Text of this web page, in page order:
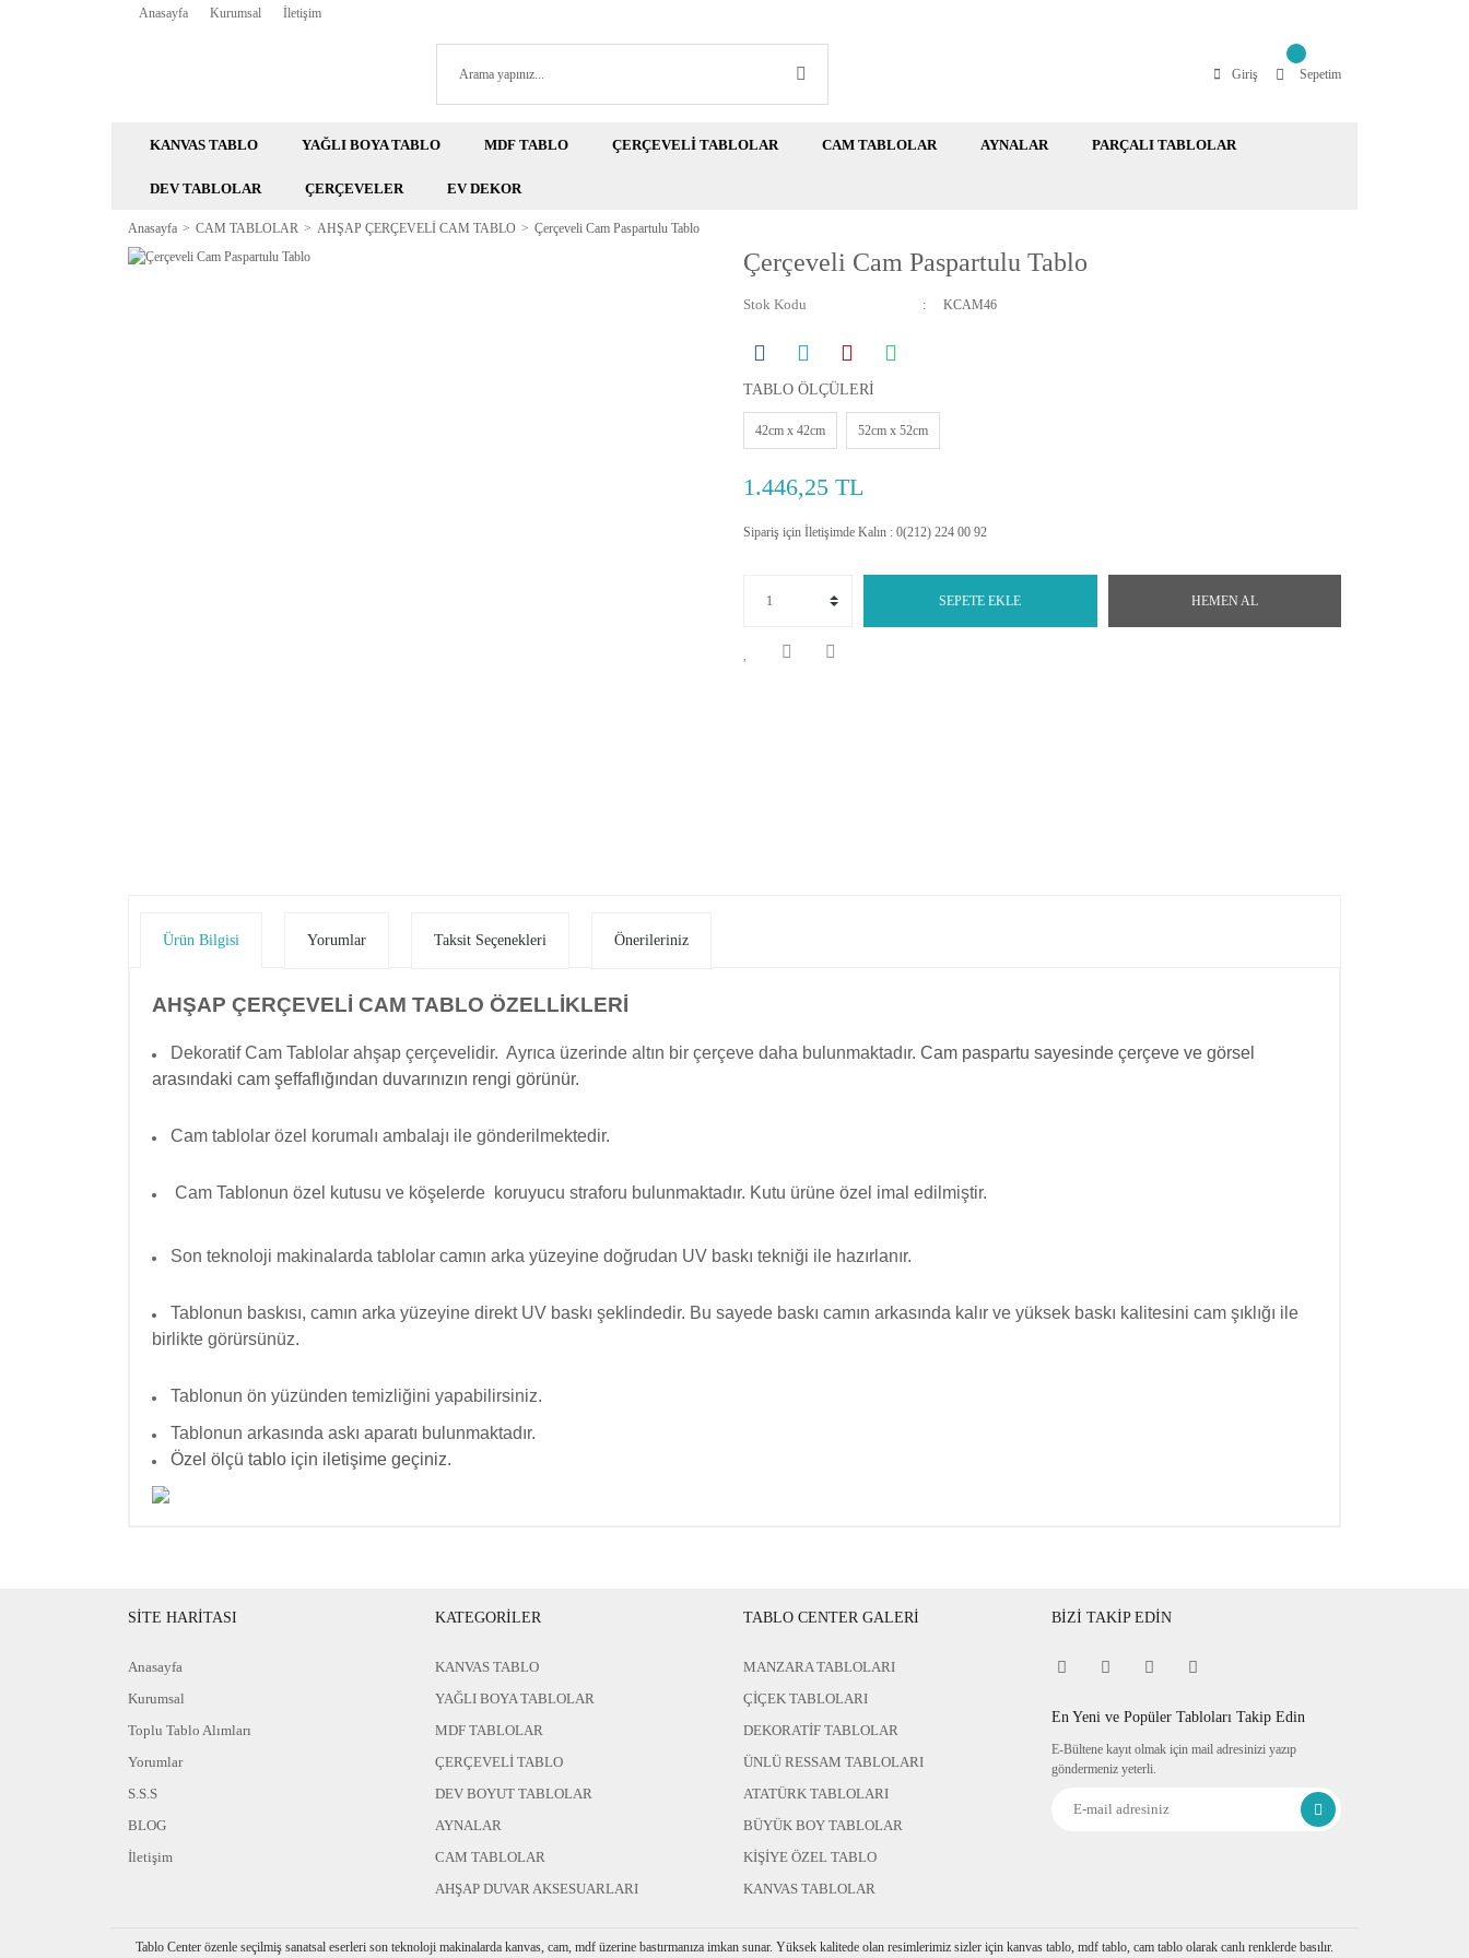
Anasayfa Kurumsal İletişim
Giriş Sepetim
KANVAS TABLO YAĞLI BOYA TABLO MDF TABLO ÇERÇEVELİ TABLOLAR CAM TABLOLAR AYNALAR PARÇALI TABLOLAR
DEV TABLOLAR ÇERÇEVELER EV DEKOR
Anasayfa CAM TABLOLAR AHŞAP ÇERÇEVELİ CAM TABLO Çerçeveli Cam Paspartulu Tablo
Çerçeveli Cam Paspartulu Tablo
Stok Kodu KCAM46
TABLO ÖLÇÜLERİ
42cm x 42cm 52cm x 52cm
1.446,25 TL
Sipariş için İletişimde Kalın : 0(212) 224 00 92
SEPETE EKLE HEMEN AL
Ürün Bilgisi Yorumlar Taksit Seçenekleri Önerileriniz
AHŞAP ÇERÇEVELİ CAM TABLO ÖZELLİKLERİ
Dekoratif Cam Tablolar ahşap çerçevelidir. Ayrıca üzerinde altın bir çerçeve daha bulunmaktadır. Cam paspartu sayesinde çerçeve ve görsel
arasındaki cam şeffaflığından duvarınızın rengi görünür.
Cam tablolar özel korumalı ambalajı ile gönderilmektedir.
Cam Tablonun özel kutusu ve köşelerde koruyucu straforu bulunmaktadır. Kutu ürüne özel imal edilmiştir.
Son teknoloji makinalarda tablolar camın arka yüzeyine doğrudan UV baskı tekniği ile hazırlanır.
Tablonun baskısı, camın arka yüzeyine direkt UV baskı şeklindedir. Bu sayede baskı camın arkasında kalır ve yüksek baskı kalitesini cam şıklığı ile
birlikte görürsünüz.
Tablonun ön yüzünden temizliğini yapabilirsiniz.
Tablonun arkasında askı aparatı bulunmaktadır.
Özel ölçü tablo için iletişime geçiniz.
SİTE HARİTASI
Anasayfa
Kurumsal
Toplu Tablo Alımları
Yorumlar
S.S.S
BLOG
İletişim
KATEGORİLER
KANVAS TABLO
YAĞLI BOYA TABLOLAR
MDF TABLOLAR
ÇERÇEVELİ TABLO
DEV BOYUT TABLOLAR
AYNALAR
CAM TABLOLAR
AHŞAP DUVAR AKSESUARLARI
TABLO CENTER GALERİ
MANZARA TABLOLARI
ÇİÇEK TABLOLARI
DEKORATİF TABLOLAR
ÜNLÜ RESSAM TABLOLARI
ATATÜRK TABLOLARI
BÜYÜK BOY TABLOLAR
KİŞİYE ÖZEL TABLO
KANVAS TABLOLAR
BİZİ TAKİP EDİN
En Yeni ve Popüler Tabloları Takip Edin
E-Bültene kayıt olmak için mail adresinizi yazıp
göndermeniz yeterli.
Tablo Center özenle seçilmiş sanatsal eserleri son teknoloji makinalarda kanvas, cam, mdf üzerine bastırmanıza imkan sunar. Yüksek kalitede olan resimlerimiz sizler için kanvas tablo, mdf tablo, cam tablo olarak canlı renklerde basılır.